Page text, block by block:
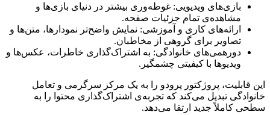
بازی‌های ویدیویی: غوطه‌وری بیشتر در دنیای بازی‌ها و
مشاهده‌ی تمام جزئیات صفحه.
ارائه‌های کاری و آموزشی: نمایش واضح‌تر نمودارها، متن‌ها و
تصاویر برای گروهی از مخاطبان.
دورهمی‌های خانوادگی: به اشتراک‌گذاری خاطرات، عکس‌ها و
ویدیوها با کیفیتی چشمگیر.
این قابلیت، پروژکتور پرودو را به یک مرکز سرگرمی و تعامل
خانوادگی تبدیل می‌کند که تجربه‌ی اشتراک‌گذاری محتوا را به
سطحی کاملاً جدید ارتقا می‌دهد.